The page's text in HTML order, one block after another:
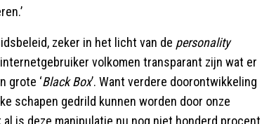
zeker in het licht van de personality
volkomen transparant zijn wat er
grote ‘Black Box’. Want verdere doorontwikkeling
schapen gedrild kunnen worden door onze
is deze manipulatie nu nog niet honderd procent